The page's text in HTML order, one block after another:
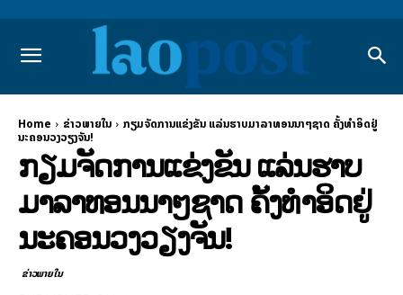
Home ຂ່າວພາຍ​ໃນ
ກຽມຈັດການແຂ່ງຂັນ ແລ່ນຮາບມາລາທອນນາໆຊາດ ຄັ້ງທຳອິດຢູ່
ນະຄອນວງວຽງຈັນ!
ກຽມຈັດການແຂ່ງຂັນ ແລ່ນຮາບ
ມາລາທອນນາໆຊາດ ຄັ້ງທຳອິດຢູ່
ນະຄອນວງວຽງຈັນ!
ຂ່າວພາຍ​ໃນ